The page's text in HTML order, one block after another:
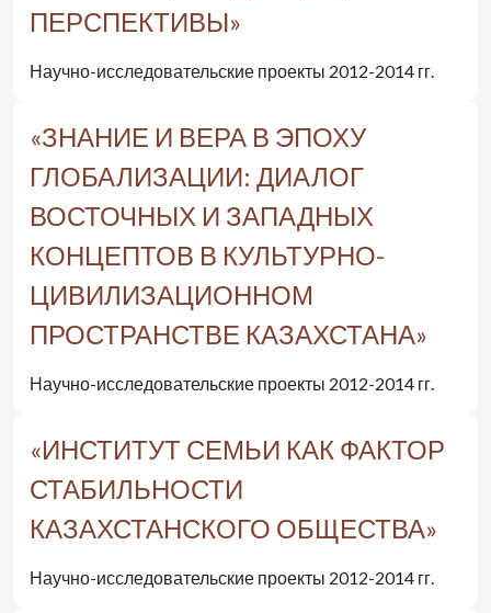
ПЕРСПЕКТИВЫ»
Научно-исследовательские проекты 2012-2014 гг.
«ЗНАНИЕ И ВЕРА В ЭПОХУ
ГЛОБАЛИЗАЦИИ: ДИАЛОГ
ВОСТОЧНЫХ И ЗАПАДНЫХ
КОНЦЕПТОВ В КУЛЬТУРНО-
ЦИВИЛИЗАЦИОННОМ
ПРОСТРАНСТВЕ КАЗАХСТАНА»
Научно-исследовательские проекты 2012-2014 гг.
«ИНСТИТУТ СЕМЬИ КАК ФАКТОР
СТАБИЛЬНОСТИ
КАЗАХСТАНСКОГО ОБЩЕСТВА»
Научно-исследовательские проекты 2012-2014 гг.